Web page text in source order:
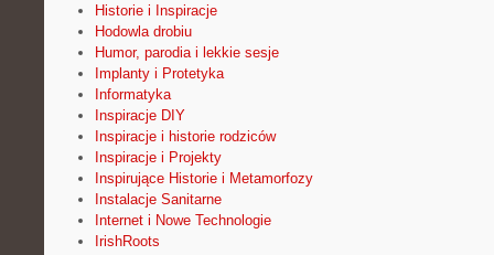
Historie i Inspiracje
Hodowla drobiu
Humor, parodia i lekkie sesje
Implanty i Protetyka
Informatyka
Inspiracje DIY
Inspiracje i historie rodziców
Inspiracje i Projekty
Inspirujące Historie i Metamorfozy
Instalacje Sanitarne
Internet i Nowe Technologie
IrishRoots